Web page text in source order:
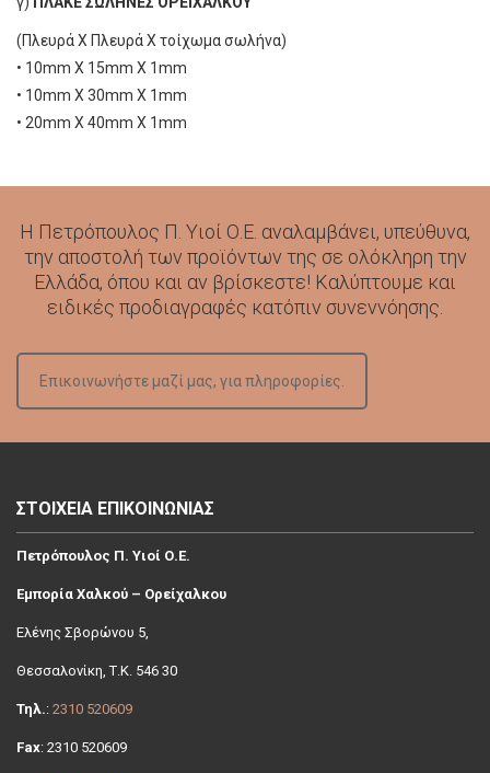
(Πλευρά Χ Πλευρά Χ τοίχωμα σωλήνα)
• 10mm Χ 15mm Χ 1mm
• 10mm Χ 30mm Χ 1mm
• 20mm Χ 40mm Χ 1mm
Η Πετρόπουλος Π. Υιοί Ο.Ε. αναλαμβάνει, υπεύθυνα,
την αποστολή των προϊόντων της σε ολόκληρη την
Ελλάδα, όπου και αν βρίσκεστε! Καλύπτουμε και
ειδικές προδιαγραφές κατόπιν συνεννόησης.
Επικοινωνήστε μαζί μας, για πληροφορίες.
ΣΤΟΙΧΕΙΑ ΕΠΙΚΟΙΝΩΝΙΑΣ
Πετρόπουλος Π. Υιοί Ο.Ε.
Εμπορία Χαλκού – Ορείχαλκου
Ελένης Σβoρώνου 5,
Θεσσαλονίκη, Τ.Κ. 546 30
Τηλ.: 2310 520609
Fax: 2310 520609